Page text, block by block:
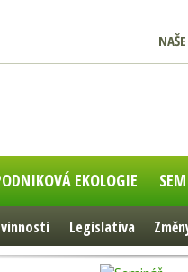
EKOLOGIE
Legislativa